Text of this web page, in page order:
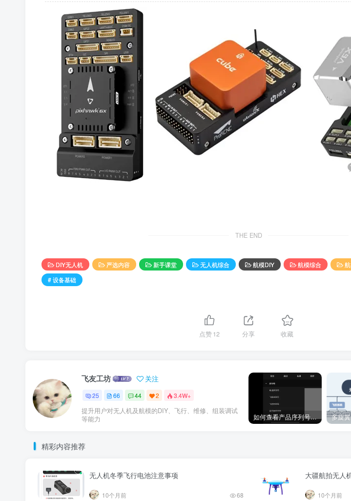
THE END
DIY无人机 严选内容 新手课堂 无人机综合 航模DIY 航模综合
# 设备基础
点赞12 分享 收藏
飞友工坊 关注
25 66 44 2 3.4W+
提升用户对无人机及航模的DIY、飞行、维修、组装调试
等能力
如何查看产品序列号（SN）、飞控序列号
精彩内容推荐
无人机冬季飞行电池注意事项
10个月前 68
大疆航拍无人
10个月前